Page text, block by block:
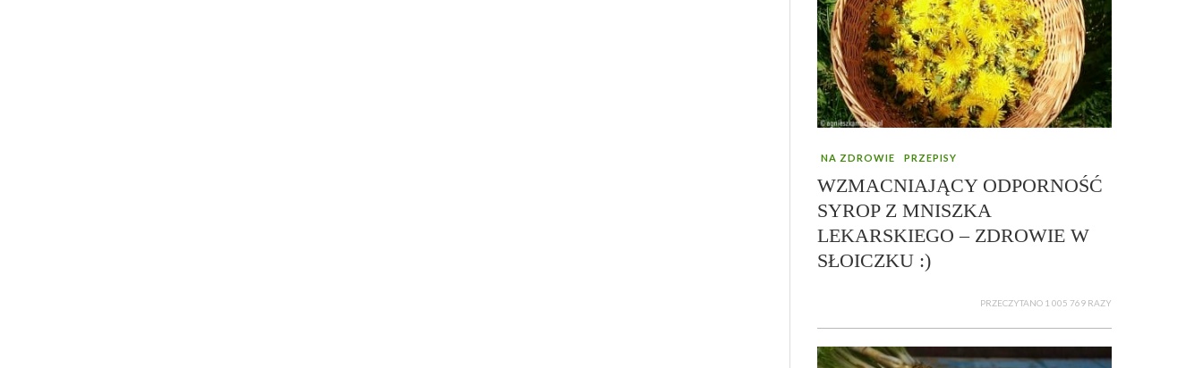
NA ZDROWIE PRZEPISY
WZMACNIAJĄCY ODPORNOŚĆ
SYROP Z MNISZKA
LEKARSKIEGO – ZDROWIE W
SŁOICZKU :)
PRZECZYTANO 1 005 769 RAZY